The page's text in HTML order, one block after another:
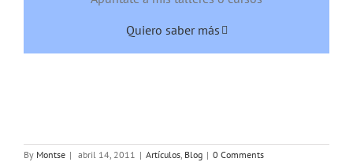
Quiero saber más
By Montse | abril 14, 2011 | Artículos, Blog | 0 Comments